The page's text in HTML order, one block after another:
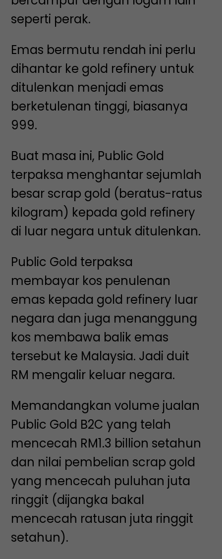
seperti perak.
Emas bermutu rendah ini perlu
dihantar ke gold refinery untuk
ditulenkan menjadi emas
berketulenan tinggi, biasanya
999.
Buat masa ini, Public Gold
terpaksa menghantar sejumlah
besar scrap gold (beratus-ratus
kilogram) kepada gold refinery
di luar negara untuk ditulenkan.
Public Gold terpaksa
membayar kos penulenan
emas kepada gold refinery luar
negara dan juga menanggung
kos membawa balik emas
tersebut ke Malaysia. Jadi duit
RM mengalir keluar negara.
Memandangkan volume jualan
Public Gold B2C yang telah
mencecah RM1.3 billion setahun
dan nilai pembelian scrap gold
yang mencecah puluhan juta
ringgit (dijangka bakal
mencecah ratusan juta ringgit
setahun).